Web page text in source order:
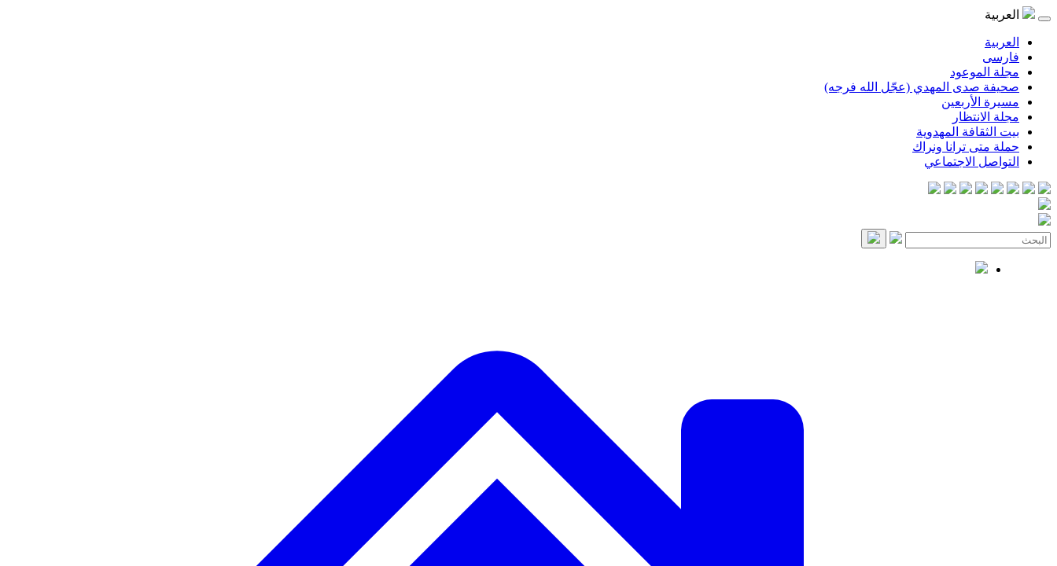
العربية
العربية
فارسی
مجلة الموعود
صحيفة صدى المهدي (عجّل الله فرجه)
مسيرة الأربعين
مجلة الانتظار
بيت الثقافة المهدوية
حملة متى ترانا ونراك
التواصل الاجتماعي